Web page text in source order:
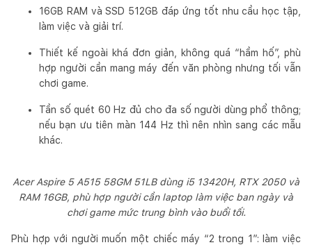
16GB RAM và SSD 512GB đáp ứng tốt nhu cầu học tập,
làm việc và giải trí.
Thiết kế ngoài khá đơn giản, không quá “hầm hố”, phù
hợp người cần mang máy đến văn phòng nhưng tối vẫn
chơi game.
Tần số quét 60 Hz đủ cho đa số người dùng phổ thông;
nếu bạn ưu tiên màn 144 Hz thì nên nhìn sang các mẫu
khác.
Acer Aspire 5 A515 58GM 51LB dùng i5 13420H, RTX 2050 và
RAM 16GB, phù hợp người cần laptop làm việc ban ngày và
chơi game mức trung bình vào buổi tối.
Phù hợp với người muốn một chiếc máy “2 trong 1”: làm việc